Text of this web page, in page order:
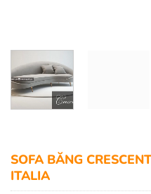
SOFA BĂNG
ITALIA